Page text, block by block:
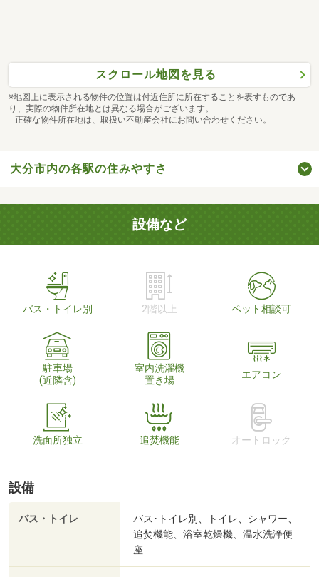
スクロール地図を見る
※地図上に表示される物件の位置は付近住所に所在することを表すものであ
り、実際の物件所在地とは異なる場合がございます。
正確な物件所在地は、取扱い不動産会社にお問い合わせください。
大分市内の各駅の住みやすさ
設備など
バス・トイレ別 2階以上 ペット相談可
駐車場
(近隣含)
室内洗濯機
置き場
エアコン
洗面所独立 追焚機能 オートロック
設備
バス・トイレ
バス･トイレ別、トイレ、シャワー、
追焚機能、浴室乾燥機、温水洗浄便
座